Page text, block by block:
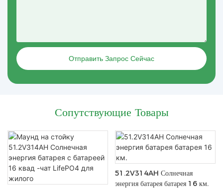
Отправить Запрос Сейчас
Сопутствующие Товары
51.2V314AH Солнечная
энергия батарея батарея 16 км.